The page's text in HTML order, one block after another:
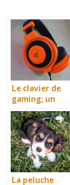
Le clavier de
gaming; un
essentiel à ne
pas négliger
La peluche